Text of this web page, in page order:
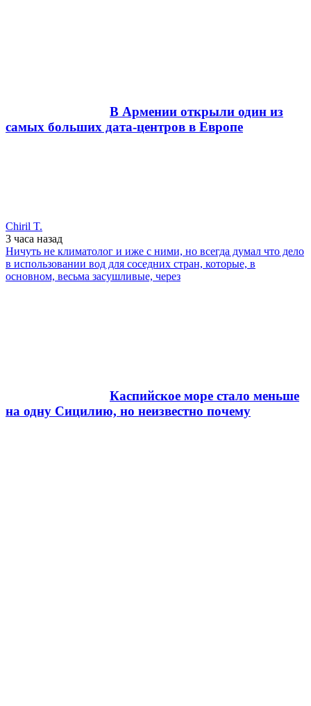
В Армении открыли один из
самых больших дата-центров в Европе
Chiril T.
3 часа назад
Ничуть не климатолог и иже с ними, но всегда думал что дело
в использовании вод для соседних стран, которые, в
основном, весьма засушливые, через
Каспийское море стало меньше
на одну Сицилию, но неизвестно почему